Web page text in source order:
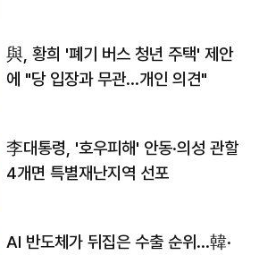
與, 황희 '폐기 버스 청년 주택' 제안
에 "당 입장과 무관…개인 의견"
李대통령, '호우피해' 안동·의성 관할
4개면 특별재난지역 선포
AI 반도체가 뒤집은 수출 순위…韓·